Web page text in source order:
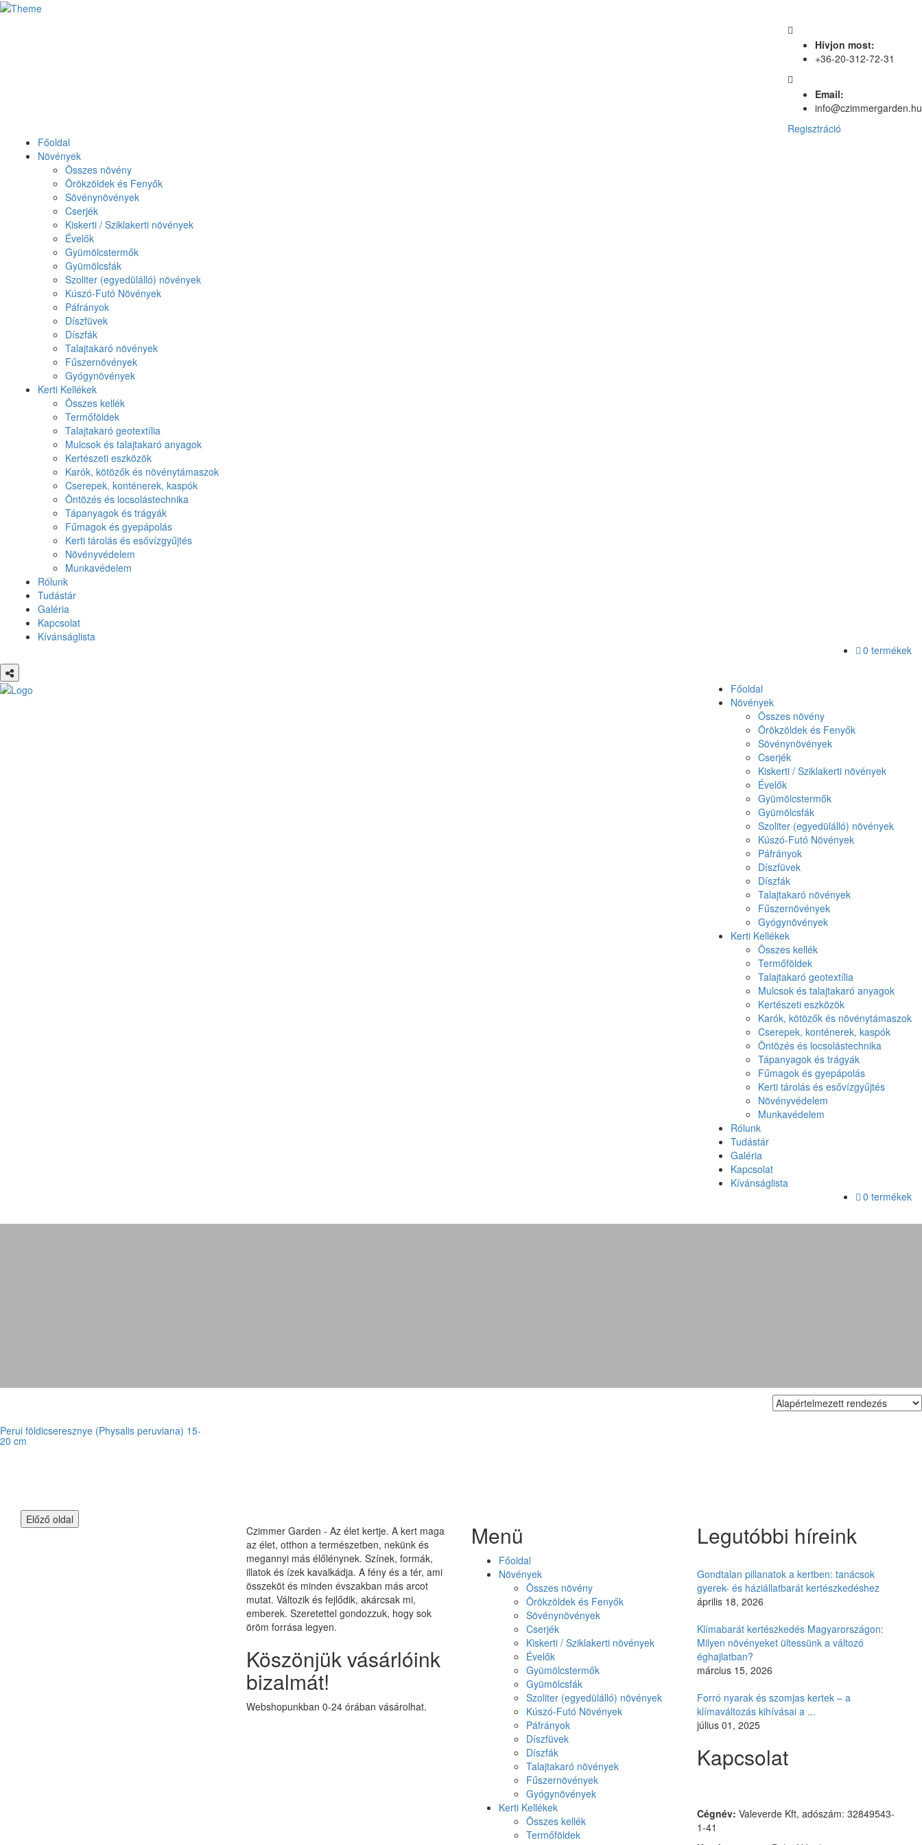
Hívjon most:
+36-20-312-72-31
Email:
info@czimmergarden.hu
Regisztráció
Főoldal
Növények
Összes növény
Örökzöldek és Fenyők
Sövénynövények
Cserjék
Kiskerti / Sziklakerti növények
Évelők
Gyümölcstermők
Gyümölcsfák
Szoliter (egyedülálló) növények
Kúszó-Futó Növények
Páfrányok
Díszfüvek
Díszfák
Talajtakaró növények
Fűszernövények
Gyógynövények
Kerti Kellékek
Összes kellék
Termőföldek
Talajtakaró geotextília
Mulcsok és talajtakaró anyagok
Kertészeti eszközök
Karók, kötözők és növénytámaszok
Cserepek, konténerek, kaspók
Öntözés és locsolástechnika
Tápanyagok és trágyák
Fűmagok és gyepápolás
Kerti tárolás és esővízgyűjtés
Növényvédelem
Munkavédelem
Rólunk
Tudástár
Galéria
Kapcsolat
Kívánságlista
0 termékek
Főoldal
Növények
Összes növény
Örökzöldek és Fenyők
Sövénynövények
Cserjék
Kiskerti / Sziklakerti növények
Évelők
Gyümölcstermők
Gyümölcsfák
Szoliter (egyedülálló) növények
Kúszó-Futó Növények
Páfrányok
Díszfüvek
Díszfák
Talajtakaró növények
Fűszernövények
Gyógynövények
Kerti Kellékek
Összes kellék
Termőföldek
Talajtakaró geotextília
Mulcsok és talajtakaró anyagok
Kertészeti eszközök
Karók, kötözők és növénytámaszok
Cserepek, konténerek, kaspók
Öntözés és locsolástechnika
Tápanyagok és trágyák
Fűmagok és gyepápolás
Kerti tárolás és esővízgyűjtés
Növényvédelem
Munkavédelem
Rólunk
Tudástár
Galéria
Kapcsolat
Kívánságlista
0 termékek
Perui földicseresznye (Physalis peruviana) 15-
20 cm
Czimmer Garden - Az élet kertje. A kert maga
az élet, otthon a természetben, nekünk és
megannyi más élőlénynek. Színek, formák,
illatok és ízek kavalkádja. A fény és a tér, ami
összeköt és minden évszakban más arcot
mutat. Változik és fejlődik, akárcsak mi,
emberek. Szeretettel gondozzuk, hogy sok
öröm forrása legyen.
Köszönjük vásárlóink
bizalmát!
Webshopunkban 0-24 órában vásárolhat.
Menü
Főoldal
Növények
Összes növény
Örökzöldek és Fenyők
Sövénynövények
Cserjék
Kiskerti / Sziklakerti növények
Évelők
Gyümölcstermők
Gyümölcsfák
Szoliter (egyedülálló) növények
Kúszó-Futó Növények
Páfrányok
Díszfüvek
Díszfák
Talajtakaró növények
Fűszernövények
Gyógynövények
Kerti Kellékek
Összes kellék
Termőföldek
Legutóbbi híreink
Gondtalan pillanatok a kertben: tanácsok
gyerek- és háziállatbarát kertészkedéshez
április 18, 2026
Klímabarát kertészkedés Magyarországon:
Milyen növényeket ültessünk a változó
éghajlatban?
március 15, 2026
Forró nyarak és szomjas kertek – a
klímaváltozás kihívásai a ...
július 01, 2025
Kapcsolat
Cégnév: Valeverde Kft, adószám: 32849543-
1-41